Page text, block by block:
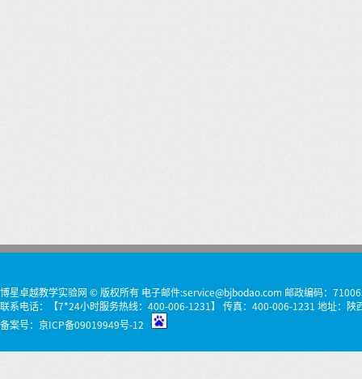
博星卓越教学实验网 © 版权所有 电子邮件:service@bjbodao.com 邮政编码：
联系电话：【7*24小时服务热线：400-006-1231】 传真：400-006-1231 地址：陕
备案号： 京ICP备09019949号-12